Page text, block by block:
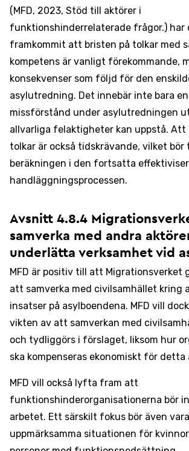
(MFD, 2023, Stöd till aktörer i
funktionshinderrelaterade frågor.) har
framkommit att bristen på tolkar med
kompetens är vanligt förekommande,
konsekvenser som följd för den
asylutredning. Det innebär inte bara
missförstånd under asylutredningen
allvarliga felaktigheter kan uppstå. Att
tolkar är också tidskrävande, vilket bör
beräkningen i den fortsatta
handläggningsprocessen.
Avsnitt 4.8.4
samverka med andra
underlätta verksamhet vid
MFD är positiv till att Migrationsverket
att samverka med civilsamhället kring
insatser på asylboendena. MFD vill
vikten av att samverkan med
och tydliggörs i förslaget, liksom hur
ska kompenseras ekonomiskt för detta
MFD vill också lyfta fram att
funktionshinderorganisationerna bör
arbetet. Ett särskilt fokus bör även
uppmärksamma situationen för